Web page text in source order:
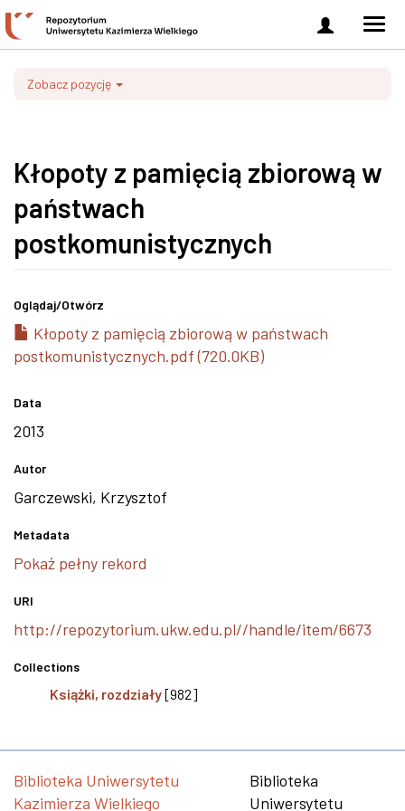
Zaloguj
się
Zobacz pozycję
Kłopoty z pamięcią zbiorową w
państwach
postkomunistycznych
Oglądaj/Otwórz
Kłopoty z pamięcią zbiorową w państwach
postkomunistycznych.pdf (720.0KB)
Data
2013
Autor
Garczewski, Krzysztof
Metadata
Pokaż pełny rekord
URI
http://repozytorium.ukw.edu.pl//handle/item/6673
Collections
Książki, rozdziały[982]
Biblioteka Uniwersytetu
Kazimierza Wielkiego
Biblioteka
Uniwersytetu